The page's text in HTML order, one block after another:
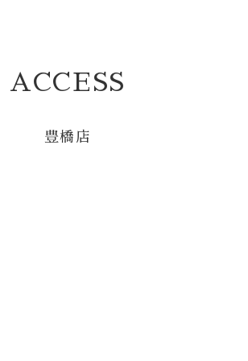
ACCESS
豊橋店